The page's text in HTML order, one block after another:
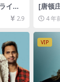
イフ
百度
清未
8.2
板无
下载
2.9
[唐顿
源
8GB][
4 年
VIP